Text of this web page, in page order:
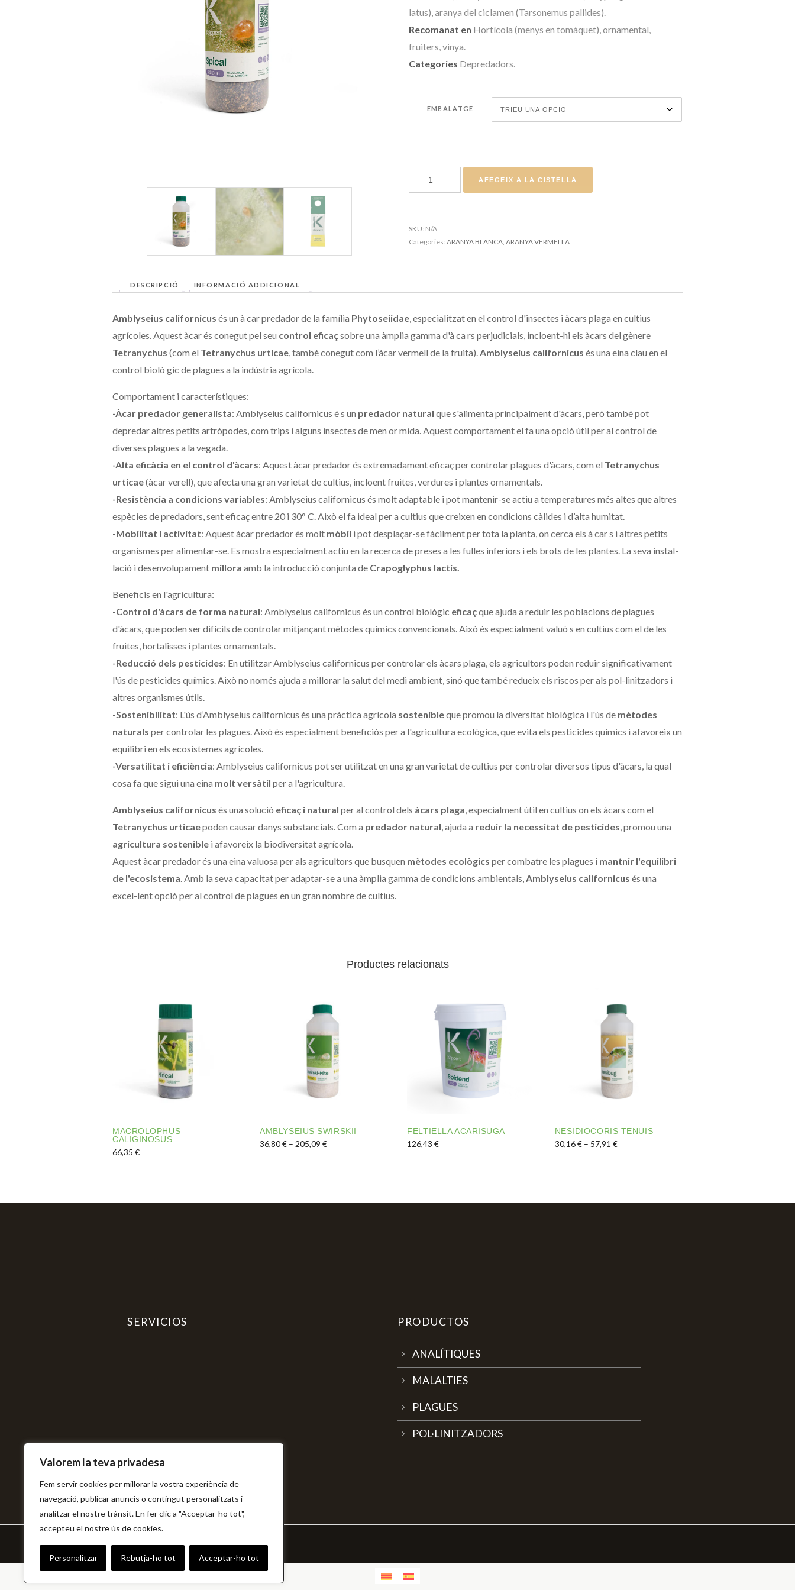
Valorem la teva privadesa
Fem servir cookies per millorar la vostra experiència de
navegació, publicar anuncis o contingut personalitzats i
analitzar el nostre trànsit. En fer clic a "Acceptar-ho tot",
accepteu el nostre ús de cookies.
Personalitzar Rebutja-ho tot Acceptar-ho tot
latus), aranya del ciclamen (Tarsonemus pallides).
Recomanat en Hortícola (menys en tomàquet), ornamental,
fruiters, vinya.
Categories Depredadors.
EMBALATGE
AFEGEIX A LA CISTELLA
SKU: N/A
Categories:ARANYA BLANCA,ARANYA VERMELLA
DESCRIPCIÓ INFORMACIÓ ADDICIONAL
Amblyseius californicus és un à car predador de la família Phytoseiidae, especialitzat en el control d'insectes i àcars plaga en cultius
agrícoles. Aquest àcar és conegut pel seu control eficaçsobre una àmplia gamma d'à ca rs perjudicials, incloent-hi els àcars del gènere
Tetranychus (com el Tetranychus urticae, també conegut com l’àcar vermell de la fruita).Amblyseius californicus és una eina clau en el
control biolò gic de plagues a la indústria agrícola.
Comportament i característiques:
-Àcar predador generalista: Amblyseius californicus é s un predador natural que s'alimenta principalment d'àcars, però també pot
depredar altres petits artròpodes, com trips i alguns insectes de men or mida. Aquest comportament el fa una opció útil per al control de
diverses plagues a la vegada.
-Alta eficàcia en el control d'àcars: Aquest àcar predador és extremadament eficaç per controlar plagues d'àcars, com el Tetranychus
urticae(àcar verell), que afecta una gran varietat de cultius, incloent fruites, verdures i plantes ornamentals.
-Resistència a condicions variables: Amblyseius californicus és molt adaptable i pot mantenir-se actiu a temperatures més altes que altres
espècies de predadors, sent eficaç entre 20 i 30° C. Això el fa ideal per a cultius que creixen en condicions càlides i d’alta humitat.
-Mobilitat i activitat: Aquest àcar predador és molt mòbil i pot desplaçar-se fàcilment per tota la planta, on cerca els à car s i altres petits
organismes per alimentar-se. Es mostra especialment actiu en la recerca de preses a les fulles inferiors i els brots de les plantes. La seva instal-
lació i desenvolupament millora amb la introducció conjunta de Crapoglyphus lactis.
Beneficis en l'agricultura:
-Control d'àcars de forma natural: Amblyseius californicus és un control biològic eficaçque ajuda a reduir les poblacions de plagues
d'àcars, que poden ser difícils de controlar mitjançant mètodes químics convencionals. Això és especialment valuó s en cultius com el de les
fruites, hortalisses i plantes ornamentals.
-Reducció dels pesticides: En utilitzar Amblyseius californicus per controlar els àcars plaga, els agricultors poden reduir significativament
l'ús de pesticides químics. Això no només ajuda a millorar la salut del medi ambient, sinó que també redueix els riscos per als pol-linitzadors i
altres organismes útils.
-Sostenibilitat: L'ús d’Amblyseius californicus és una pràctica agrícola sostenibleque promou la diversitat biològica i l'ús de mètodes
naturals per controlar les plagues. Això és especialment beneficiós per a l'agricultura ecològica, que evita els pesticides químics i afavoreix un
equilibri en els ecosistemes agrícoles.
-Versatilitat i eficiència: Amblyseius californicus pot ser utilitzat en una gran varietat de cultius per controlar diversos tipus d'àcars, la qual
cosa fa que sigui una eina molt versàtil per a l'agricultura.
Amblyseius californicus és una solució eficaç i natural per al control dels àcars plaga, especialment útil en cultius on els àcars com el
Tetranychus urticaepoden causar danys substancials. Com a predador natural, ajuda a reduir la necessitat de pesticides, promou una
agricultura sostenible i afavoreix la biodiversitat agrícola.
Aquest àcar predador és una eina valuosa per als agricultors que busquen mètodes ecològics per combatre les plagues i mantnir l'equilibri
de l'ecosistema. Amb la seva capacitat per adaptar-se a una àmplia gamma de condicions ambientals,Amblyseius californicus és una
excel-lent opció per al control de plagues en un gran nombre de cultius.
Productes relacionats
MACROLOPHUS
CALIGINOSUS
66,35 €
AMBLYSEIUS SWIRSKII
36,80€ – 205,09€Interval de preus: 36,80 € a 205,09 €
FELTIELLA ACARISUGA
126,43€
NESIDIOCORIS TENUIS
30,16€ – 57,91 €Interval de preus: 30,16 € a 57,91 €
SERVICIOS PRODUCTOS
ANALÍTIQUES
MALALTIES
PLAGUES
POL·LINITZADORS
© BIOAcció Kit Digital